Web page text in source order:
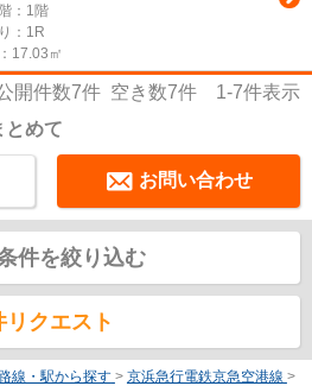
：1階
：1R
17.03㎡
開件数7件 空き数7件 1-7件表示
とめて
お問い合わせ
件を絞り込む
リクエスト
線・駅から探す > 京浜急行電鉄京急空港線 >